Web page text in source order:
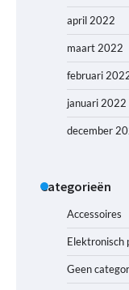
april 2022
maart 2022
februari
januari 2022
december
Categorieën
Accessoires
Elektronisch
Geen